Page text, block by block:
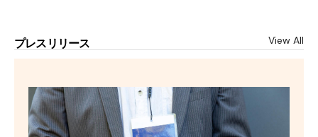
プレスリリース View All